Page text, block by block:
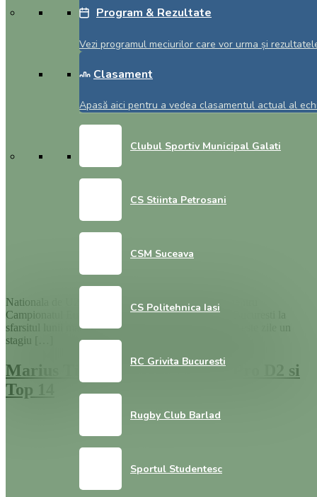
Program & Rezultate
Vezi programul meciurilor care vor urma și
Clasament
Apasă aici pentru a vedea clasamentul actual al
Clubul Sportiv Municipal Galati
CS Stiinta Petrosani
CSM Suceava
CS Politehnica Iasi
RC Grivita Bucuresti
Rugby Club Barlad
Sportul Studentesc
Nationala de U20 a Romaniei continua pregatirea pentru
Campionatul European de U20 care va avea loc la Bucuresti la
sfarsitul lunii martie.In premiera, Stejareii sustin in aceste zile un
stagiu […]
Marius Tincu poate antrena in Pro D2 si
Top 14